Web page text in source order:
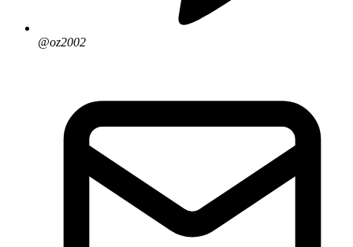
@oz2002